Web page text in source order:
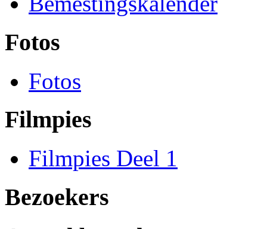
Fotos
Fotos
Filmpies
Filmpies Deel 1
Bezoekers